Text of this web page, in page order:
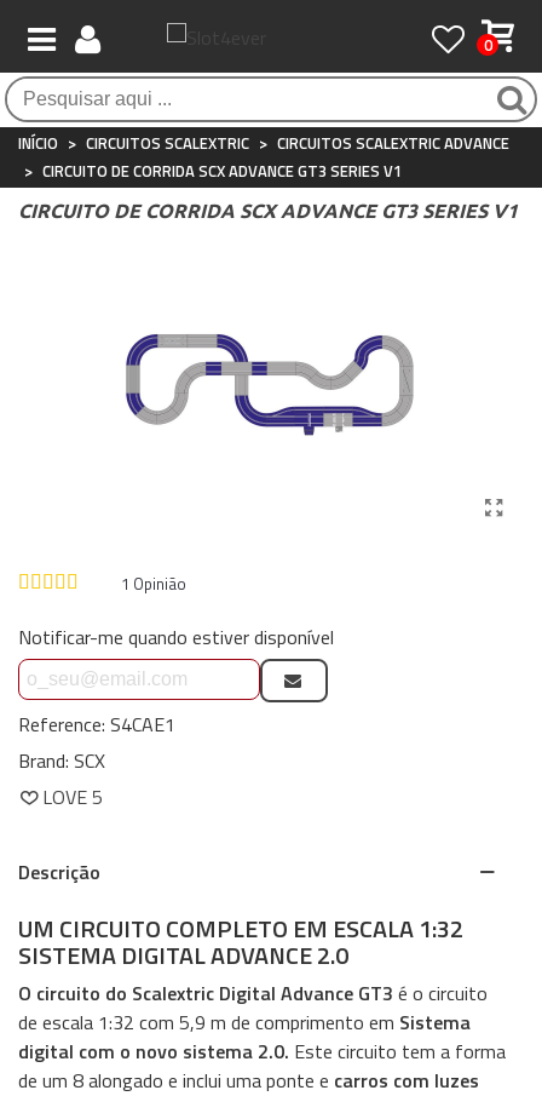
0
Atendimento ao Cliente
Whatsapp+34 697 854 500
Frete grátis / 24 horas
Para compras acima de €90
Pagamento 100% seguro
Compras seguras com SSL o tempo todo
INÍCIO > CIRCUITOS SCALEXTRIC > CIRCUITOS SCALEXTRIC ADVANCE
> CIRCUITO DE CORRIDA SCX ADVANCE GT3 SERIES V1
CIRCUITO DE CORRIDA SCX ADVANCE GT3 SERIES V1
1 Opinião
Notificar-me quando estiver disponível
Reference: S4CAE1
Brand: SCX
LOVE5
Descrição
UM CIRCUITO COMPLETO EM ESCALA 1:32
SISTEMA DIGITAL ADVANCE 2.0
O circuito do Scalextric Digital Advance GT3 é o circuito
de escala 1:32 com 5,9 m de comprimento em Sistema
digital com o novo sistema 2.0. Este circuito tem a forma
de um 8 alongado e inclui uma ponte e carros com luzes